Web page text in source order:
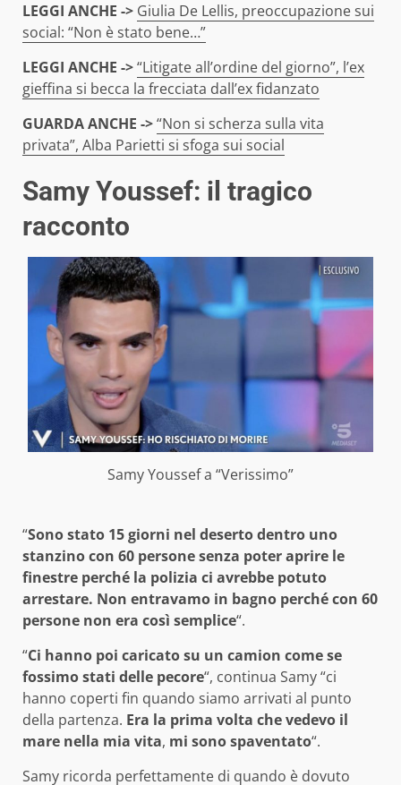
LEGGI ANCHE -> Giulia De Lellis, preoccupazione sui
social: “Non è stato bene…”
LEGGI ANCHE ->“Litigate all’ordine del giorno”, l’ex
gieffina si becca la frecciata dall’ex fidanzato
GUARDA ANCHE ->“Non si scherza sulla vita
privata”, Alba Parietti si sfoga sui social
Samy Youssef: il tragico
racconto
Samy Youssef a “Verissimo”
“Sono stato 15 giorni nel deserto dentro uno
stanzino con 60 persone senza poter aprire le
finestre perché la polizia ci avrebbe potuto
arrestare. Non entravamo in bagno perché con 60
persone non era così semplice“.
“Ci hanno poi caricato su un camion come se
fossimo stati delle pecore“, continua Samy “ci
hanno coperti fin quando siamo arrivati al punto
della partenza. Era la prima volta che vedevo il
mare nella mia vita, mi sono spaventato“.
Samy ricorda perfettamente di quando è dovuto